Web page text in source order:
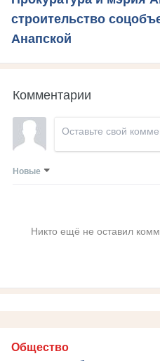
строительство
Анапской
Комментарии
Новые
Никто ещё не оставил
Общество